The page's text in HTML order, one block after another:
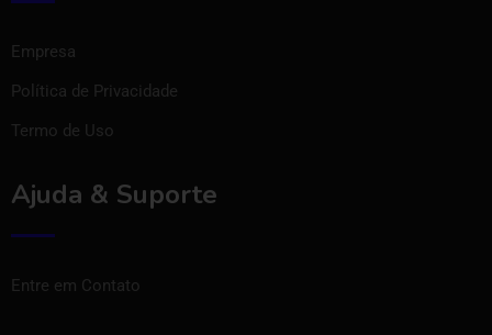
Empresa
Política de Privacidade
Termo de Uso
Ajuda & Suporte
Entre em Contato